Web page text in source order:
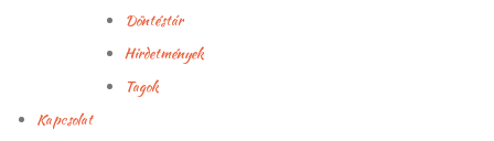
Döntéstár
Hirdetmények
Tagok
Kapcsolat